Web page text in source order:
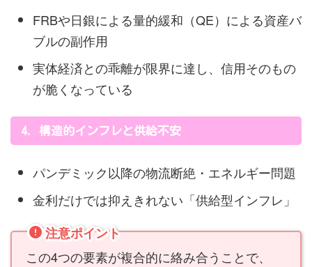
FRBや日銀による量的緩和（QE）による資産バ
ブルの副作用
実体経済との乖離が限界に達し、信用そのもの
が脆くなっている
4. 構造的インフレと供給不安
パンデミック以降の物流断絶・エネルギー問題
金利だけでは抑えきれない「供給型インフレ」
注意ポイント
この4つの要素が複合的に絡み合うことで、